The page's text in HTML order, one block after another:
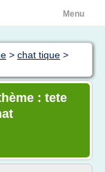
Menu
> chat tique >
: tete